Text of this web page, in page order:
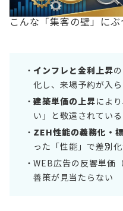
コラム
会社概要
お問い合わせ
資料
PGハウ
こんな「集客の壁」に
インフレと金利上昇
化し、来場予約が入
建築単価の上昇によ
い」と敬遠されている
ZEH性能の義務化・
った「性能」で差別
WEB広告の反響単価
善策が見当たらない